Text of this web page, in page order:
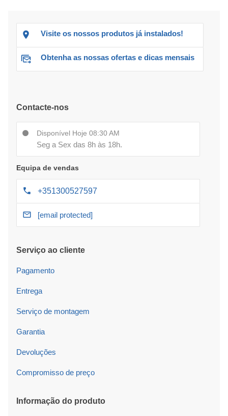
Visite os nossos produtos já instalados!
Obtenha as nossas ofertas e dicas mensais
Contacte-nos
Disponível Hoje 08:30 AM
Seg a Sex das 8h às 18h.
Equipa de vendas
+351300527597
[email protected]
Serviço ao cliente
Pagamento
Entrega
Serviço de montagem
Garantia
Devoluções
Compromisso de preço
Informação do produto